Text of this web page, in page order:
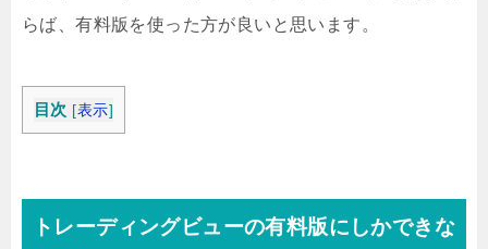
らば、有料版を使った方が良いと思います。
目次 [表示]
トレーディングビューの有料版にしかできな